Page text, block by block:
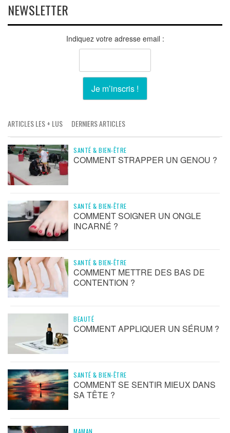
NEWSLETTER
Indiquez votre adresse email :
ARTICLES LES + LUS DERNIERS ARTICLES
SANTÉ & BIEN-ÊTRE
COMMENT STRAPPER UN GENOU ?
SANTÉ & BIEN-ÊTRE
COMMENT SOIGNER UN ONGLE
INCARNÉ ?
SANTÉ & BIEN-ÊTRE
COMMENT METTRE DES BAS DE
CONTENTION ?
BEAUTÉ
COMMENT APPLIQUER UN SÉRUM ?
SANTÉ & BIEN-ÊTRE
COMMENT SE SENTIR MIEUX DANS
SA TÊTE ?
MAMAN